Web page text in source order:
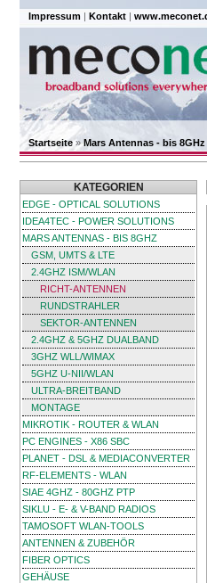
Impressum | Kontakt |
Startseite»Mars Antennas - bis 8GHz
KATEGORIEN
EDGE - OPTICAL SOLUTIONS
IDEA4TEC - POWER SOLUTIONS
MARS ANTENNAS - BIS 8GHZ
GSM, UMTS & LTE
2.4GHZ ISM/WLAN
RICHT-ANTENNEN
RUNDSTRAHLER
SEKTOR-ANTENNEN
2.4GHZ & 5GHZ DUALBAND
3GHZ WLL/WIMAX
5GHZ U-NII/WLAN
ULTRA-BREITBAND
MONTAGE
MIKROTIK - ROUTER & WLAN
PC ENGINES - X86 SBC
PLANET - DSL & MEDIACONVERTER
RF-ELEMENTS - WLAN
SIAE 4GHZ - 80GHZ PTP
SIKLU - E- & V-BAND RADIOS
TAMOSOFT WLAN-TOOLS
ANTENNEN & ZUBEHÖR
FIBER OPTICS
GEHÄUSE